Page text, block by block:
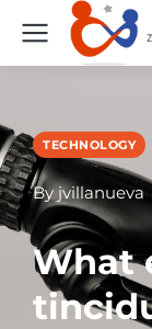
TECHNOLOGY
By jvillanueva
What